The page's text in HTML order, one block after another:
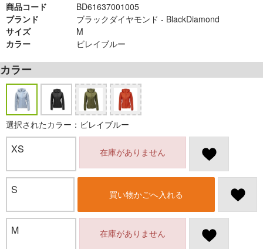
商品コード
BD61637001005
ブランド
ブラックダイヤモンド - BlackDiamond
サイズ
M
カラー
ビレイブルー
カラー
選択されたカラー：ビレイブルー
XS 在庫がありません
S 買い物かごへ入れる
M 在庫がありません